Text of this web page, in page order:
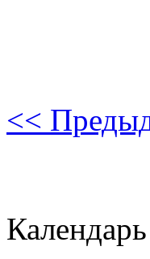
<<
Календарь